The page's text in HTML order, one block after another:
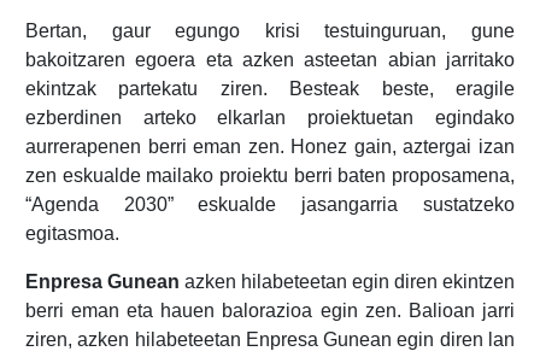
Bertan, gaur egungo krisi testuinguruan, gune
bakoitzaren egoera eta azken asteetan abian jarritako
ekintzak partekatu ziren. Besteak beste, eragile
ezberdinen arteko elkarlan proiektuetan egindako
aurrerapenen berri eman zen. Honez gain, aztergai izan
zen eskualde mailako proiektu berri baten proposamena,
“Agenda 2030” eskualde jasangarria sustatzeko
egitasmoa.
Enpresa Gunean azken hilabeteetan egin diren ekintzen
berri eman eta hauen balorazioa egin zen. Balioan jarri
ziren, azken hilabeteetan Enpresa Gunean egin diren lan